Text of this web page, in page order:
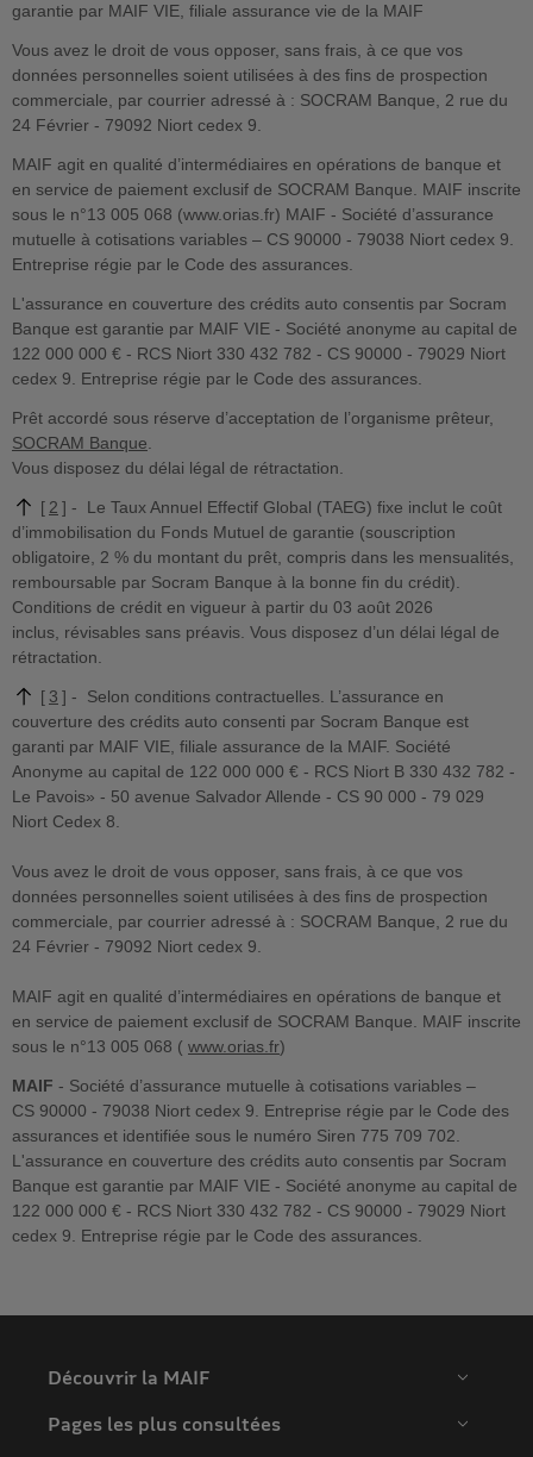
garantie par MAIF VIE, filiale assurance vie de la MAIF
Vous avez le droit de vous opposer, sans frais, à ce que vos
données personnelles soient utilisées à des fins de prospection
commerciale, par courrier adressé à : SOCRAM Banque, 2 rue du
24 Février - 79092 Niort cedex 9.
MAIF agit en qualité d’intermédiaires en opérations de banque et
en service de paiement exclusif de SOCRAM Banque. MAIF inscrite
sous le n°13 005 068 (www.orias.fr) MAIF - Société d’assurance
mutuelle à cotisations variables – CS 90000 - 79038 Niort cedex 9.
Entreprise régie par le Code des assurances.
L'assurance en couverture des crédits auto consentis par Socram
Banque est garantie par MAIF VIE - Société anonyme au capital de
122 000 000 € - RCS Niort 330 432 782 - CS 90000 - 79029 Niort
cedex 9. Entreprise régie par le Code des assurances.
Prêt accordé sous réserve d’acceptation de l’organisme prêteur,
SOCRAM Banque
Vous disposez du délai légal de rétractation.
2
Le Taux Annuel Effectif Global (TAEG) fixe inclut le coût
d’immobilisation du Fonds Mutuel de garantie (souscription
obligatoire, 2 % du montant du prêt, compris dans les mensualités,
remboursable par Socram Banque à la bonne fin du crédit).
Conditions de crédit en vigueur à partir du 03 août 2026
inclus, révisables sans préavis. Vous disposez d’un délai légal de
rétractation.
3
Selon conditions contractuelles. L’assurance en
couverture des crédits auto consenti par Socram Banque est
garanti par MAIF VIE, filiale assurance de la MAIF. Société
Anonyme au capital de 122 000 000 € - RCS Niort B 330 432 782 -
Le Pavois» - 50 avenue Salvador Allende - CS 90 000 - 79 029
Niort Cedex 8.
Vous avez le droit de vous opposer, sans frais, à ce que vos
données personnelles soient utilisées à des fins de prospection
commerciale, par courrier adressé à : SOCRAM Banque, 2 rue du
24 Février - 79092 Niort cedex 9.
MAIF agit en qualité d’intermédiaires en opérations de banque et
en service de paiement exclusif de SOCRAM Banque. MAIF inscrite
sous le n°13 005 068 ( www.orias.fr)
MAIF - Société d’assurance mutuelle à cotisations variables –
CS 90000 - 79038 Niort cedex 9. Entreprise régie par le Code des
assurances et identifiée sous le numéro Siren 775 709 702.
L'assurance en couverture des crédits auto consentis par Socram
Banque est garantie par MAIF VIE - Société anonyme au capital de
122 000 000 € - RCS Niort 330 432 782 - CS 90000 - 79029 Niort
cedex 9. Entreprise régie par le Code des assurances.
Découvrir la MAIF
Pages les plus consultées